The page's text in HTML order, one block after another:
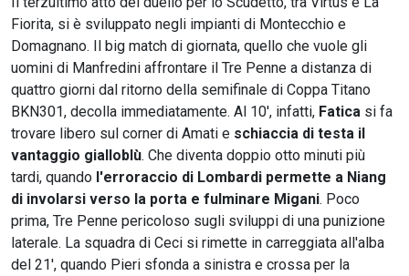
Fiorita, si è sviluppato negli impianti di Montecchio e
Domagnano. Il big match di giornata, quello che vuole gli
uomini di Manfredini affrontare il Tre Penne a distanza di
quattro giorni dal ritorno della semifinale di Coppa Titano
BKN301, decolla immediatamente. Al 10', infatti, Fatica si fa
trovare libero sul corner di Amati e schiaccia di testa il
vantaggio gialloblù. Che diventa doppio otto minuti più
tardi, quando l'erroraccio di Lombardi permette a Niang
di involarsi verso la porta e fulminare Migani. Poco
prima, Tre Penne pericoloso sugli sviluppi di una punizione
laterale. La squadra di Ceci si rimette in carreggiata all'alba
del 21', quando Pieri sfonda a sinistra e crossa per la